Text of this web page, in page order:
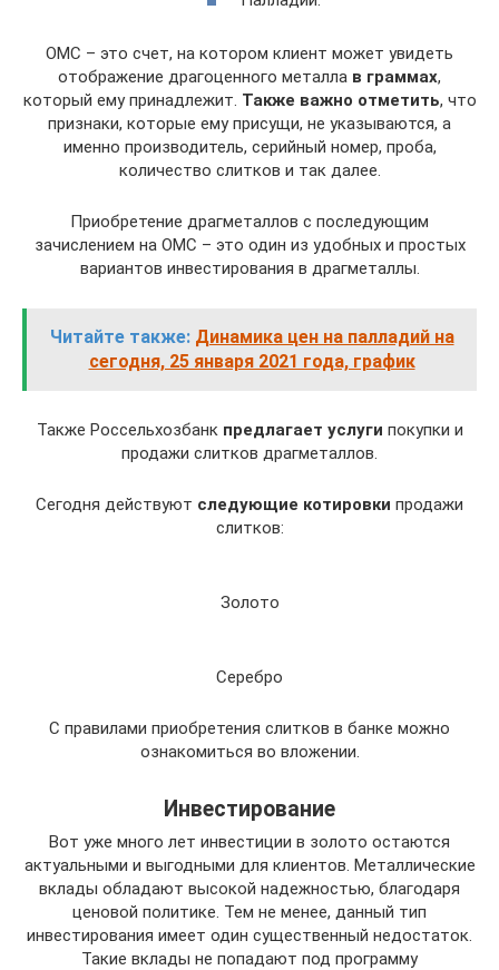
ОМС – это счет, на котором клиент может увидеть
отображение драгоценного металла в граммах,
который ему принадлежит. Также важно отметить, что
признаки, которые ему присущи, не указываются, а
именно производитель, серийный номер, проба,
количество слитков и так далее.
Приобретение драгметаллов с последующим
зачислением на ОМС – это один из удобных и простых
вариантов инвестирования в драгметаллы.
Читайте также: Динамика цен на палладий на
сегодня, 25 января 2021 года, график
Также Россельхозбанк предлагает услуги покупки и
продажи слитков драгметаллов.
Сегодня действуют следующие котировки продажи
слитков:
Золото
Серебро
С правилами приобретения слитков в банке можно
ознакомиться во вложении.
Инвестирование
Вот уже много лет инвестиции в золото остаются
актуальными и выгодными для клиентов. Металлические
вклады обладают высокой надежностью, благодаря
ценовой политике. Тем не менее, данный тип
инвестирования имеет один существенный недостаток.
Такие вклады не попадают под программу